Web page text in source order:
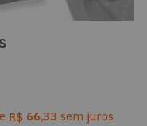
R$ 66,33 sem juros